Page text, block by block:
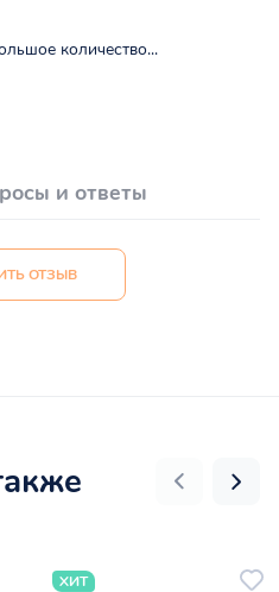
количество...
и ответы
ОТЗЫВ
ХИТ